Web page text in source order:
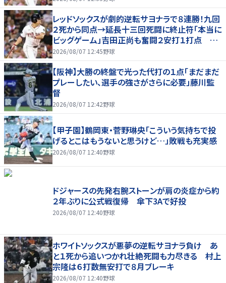
レッドソックスが劇的逆転サヨナラで８連勝！九回
２死から同点→延長十三回死闘に終止符「本当に
ビッグゲーム」吉田正尚も奮闘２安打１打点 靴
下対決で驚異のスイープ
2026/08/07 12:45野球
【阪神】大勝の終盤で光った代打の１点「まだまだ
プレーしたい、選手の強さがさらに必要」藤川監
督
2026/08/07 12:42野球
【甲子園】鶴岡東・菅野琳央「こういう気持ちで投
げるとこはもうないと思うけど…」敗戦も充実感
2026/08/07 12:40野球
ドジャースの先発右腕ストーンが肩の炎症から約
２年ぶりに公式戦復帰 傘下3Aで好投
2026/08/07 12:40野球
ホワイトソックスが悪夢の逆転サヨナラ負け あ
と１死から追いつかれ壮絶死闘も力尽きる 村上
宗隆は６打数無安打で８月ブレーキ
2026/08/07 12:40野球